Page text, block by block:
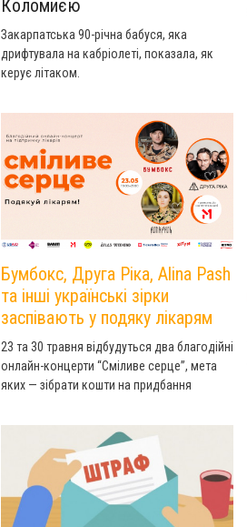
Коломиєю
Закарпатська 90-річна бабуся, яка
дрифтувала на кабріолеті, показала, як
керує літаком.
Бумбокс, Друга Ріка, Alina Pash
та інші українські зірки
заспівають у подяку лікарям
23 та 30 травня відбудуться два благодійні
онлайн-концерти “Сміливе серце”, мета
яких — зібрати кошти на придбання
що рятують життя хворих на COVID-19.
Початок прямого ефіру — о 19:00 на
телеканалі М1 та YouTube-каналі “Чоткий
паца”. Дякуючи сурдоперекладу, онлайн-
концерт зможуть почути і подивитися
люди з порушенням слуху.